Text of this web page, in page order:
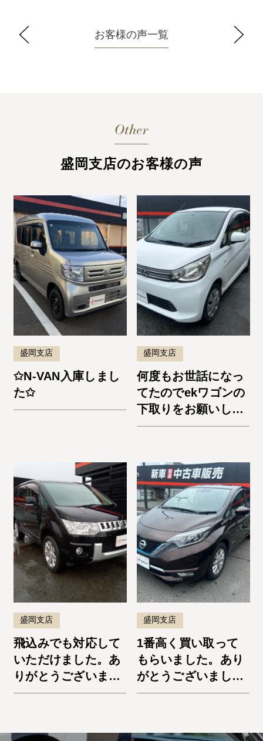
お客様の声一覧
Other
盛岡支店のお客様の声
盛岡支店
✩N-VAN入庫しまし
た✩
盛岡支店
何度もお世話になっ
てたのでekワゴンの
下取りをお願いしま
した。納車までスム
す！
盛岡支店
飛込みでも対応して
いただけました。あ
りがとうございまし
た。デリカD:5
盛岡支店
1番高く買い取って
もらいました。あり
がとうございまし
た。ノートe-Power